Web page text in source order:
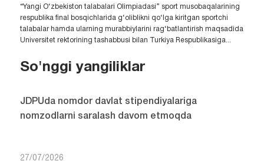
“Yangi O‘zbekiston talabalari Olimpiadasi” sport musobaqalarining
respublika final bosqichlarida g‘oliblikni qo‘lga kiritgan sportchi
talabalar hamda ularning murabbiylarini rag‘batlantirish maqsadida
Universitet rektorining tashabbusi bilan Turkiya Respublikasiga...
So'nggi yangiliklar
JDPUda nomdor davlat stipendiyalariga
nomzodlarni saralash davom etmoqda
27/07/2026